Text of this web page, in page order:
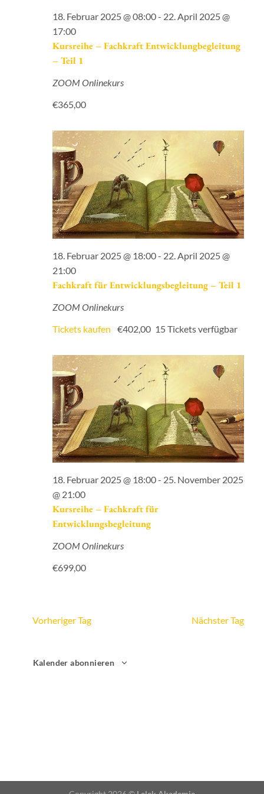
Kursreihe – Fachkraft Entwicklungbegleitung
– Teil 1
18. Februar 2025 @ 08:00- 22. April 2025 @
17:00
ZOOM Onlinekurs
€365,00
Fachkraft für Entwicklungsbegleitung – Teil 1
18. Februar 2025 @ 18:00- 22. April 2025 @
21:00
ZOOM Onlinekurs
Tickets kaufen
€402,00 15 Tickets verfügbar
Kursreihe – Fachkraft für
Entwicklungsbegleitung
18. Februar 2025 @ 18:00- 25. November 2025
@ 21:00
ZOOM Onlinekurs
€699,00
Vorheriger Tag Nächster Tag
Kalender abonnieren